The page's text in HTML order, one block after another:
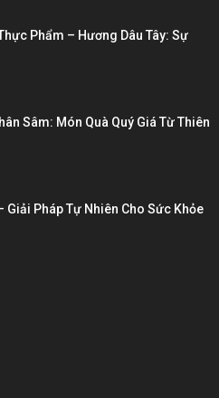
Phẩm – Hương Dâu Tây: Sự
Sâm: Món Quà Quý Giá Từ Thiên
Giải Pháp Tự Nhiên Cho Sức Khỏe